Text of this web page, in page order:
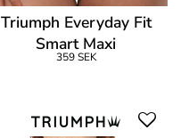
Triumph Everyday Fit
Smart Maxi
359 SEK